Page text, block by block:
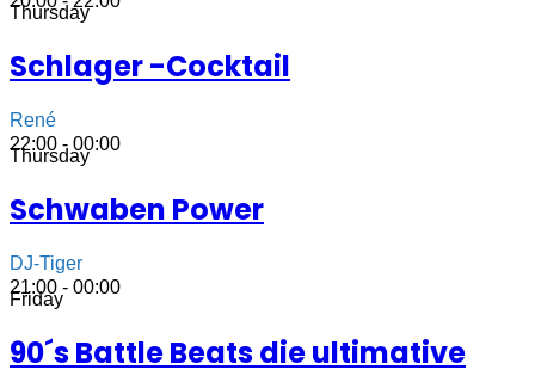
Thursday
Schlager -Cocktail
René
22:00 - 00:00
Thursday
Schwaben Power
DJ-Tiger
21:00 - 00:00
Friday
90´s Battle Beats die ultimative